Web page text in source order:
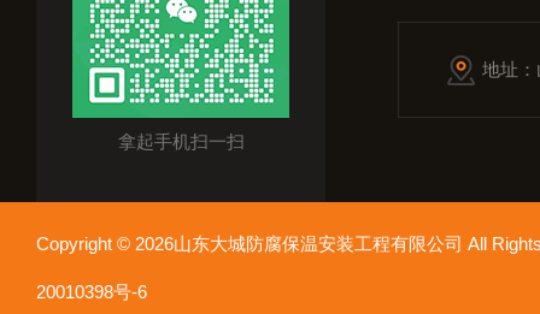
拿起手机扫一扫
地址
Copyright © 2026山东大城防腐保温安装工程有限公司 All
20010398号-6